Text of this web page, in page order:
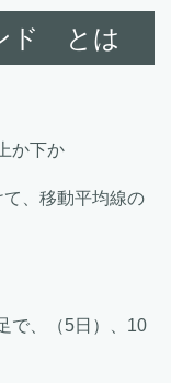
ド とは
か下か
、移動平均線の
で、（5日）、10